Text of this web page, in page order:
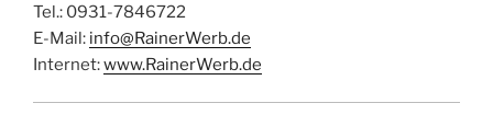
Tel.: 0931-7846722
E-Mail: info@RainerWerb.de
Internet:www.RainerWerb.de